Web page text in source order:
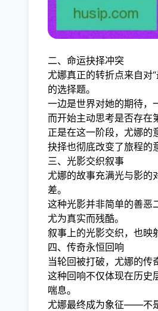
二、命运抉择冲突
尤娜真正的转折点来自对
的选择题。
一边是世界对她的期待，
而开始主动思考是否存在
正是在这一阶段，尤娜的
抉择也彻底改变了旅程的
三、光影交织叙事
尤娜的故事充满光与影的
差。
这种光影并非简单的善恶
尤为真实而残酷。
叙事上的光影交织，也映
四、传奇永恒回响
当轮回被打破，尤娜的传
这种回响不仅体现在历史
喘息。
尤娜最终成为象征——不是